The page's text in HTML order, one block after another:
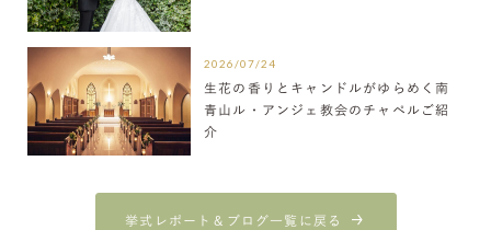
2026/07/24
生花の香りとキャンドルがゆらめく南
青山ル・アンジェ教会のチャペルご紹
介
挙式レポート＆ブログ一覧に戻る